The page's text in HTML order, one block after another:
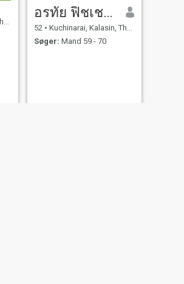
อรทัย ฟิชเชอร์
52 • Kuchinarai, Kalasin, Thailand
Søger: Mand 59 - 70